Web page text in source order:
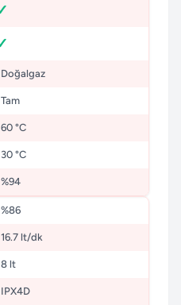
Doğalgaz
Tam
60 °C
30 °C
%94
%86
16.7 lt/dk
8 lt
IPX4D